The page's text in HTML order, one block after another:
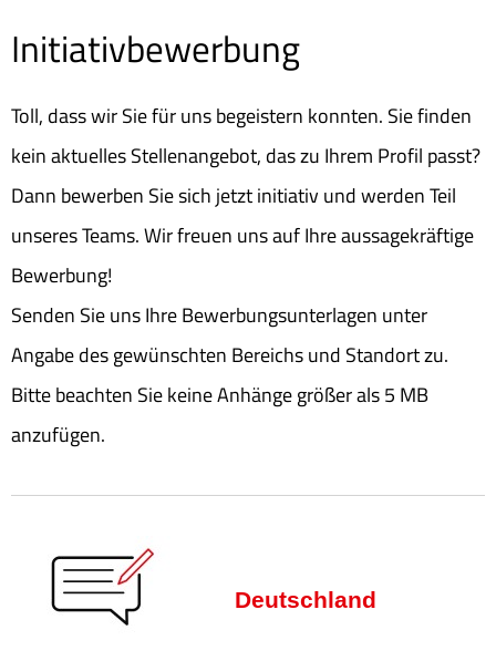
Initiativbewerbung
Toll, dass wir Sie für uns begeistern konnten. Sie finden
kein aktuelles Stellenangebot, das zu Ihrem Profil passt?
Dann bewerben Sie sich jetzt initiativ und werden Teil
unseres Teams. Wir freuen uns auf Ihre aussagekräftige
Bewerbung!
Senden Sie uns Ihre Bewerbungsunterlagen unter
Angabe des gewünschten Bereichs und Standort zu.
Bitte beachten Sie keine Anhänge größer als 5 MB
anzufügen.
Deutschland